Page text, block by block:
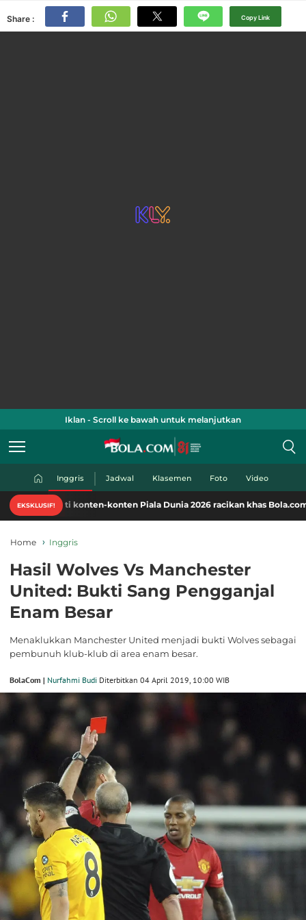
Share : Copy Link
Iklan - Scroll ke bawah untuk melanjutkan
Inggris Jadwal Klasemen Foto Video
EKSKLUSIF!
konten-konten Piala Dunia 2026 racikan khas Bola.com. Klik di sini!
Home Inggris
Hasil Wolves Vs Manchester
United: Bukti Sang Pengganjal
Enam Besar
Menaklukkan Manchester United menjadi bukti Wolves sebagai
pembunuh klub-klub di area enam besar.
BolaCom | Nurfahmi Budi Diterbitkan 04 April 2019, 10:00 WIB